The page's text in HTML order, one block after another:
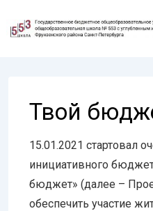
Перейти
Твой
15.01.2021 стартовал
инициативного
бюджет» (далее –
обеспечить участие